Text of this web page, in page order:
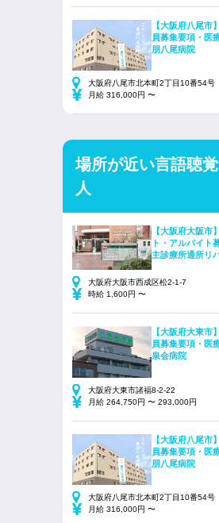
【大阪府八尾市
員募集要項・
朋八尾病院
大阪府八尾市北本町2丁目10番54号
月給 316,000円 〜
場所が近い言語聴
人
【大阪府大阪市
ト・アルバイト
主診療所通所リ
大阪府大阪市西成区松2-1-7
時給 1,600円 〜
【大阪府大東市
員募集要項・
泉会病院
大阪府大東市諸福8-2-22
月給 264,750円 〜 293,000円
【大阪府八尾市
員募集要項・
朋八尾病院
大阪府八尾市北本町2丁目10番54号
月給 316,000円 〜